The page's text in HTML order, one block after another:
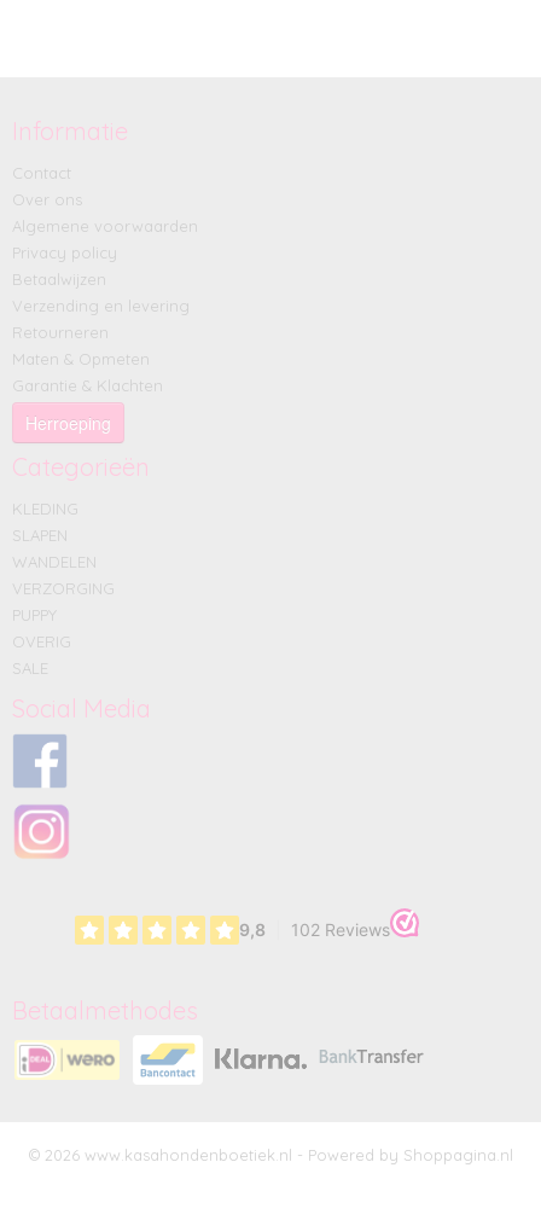
Informatie
Contact
Over ons
Algemene voorwaarden
Privacy policy
Betaalwijzen
Verzending en levering
Retourneren
Maten & Opmeten
Garantie & Klachten
Herroeping
Categorieën
KLEDING
SLAPEN
WANDELEN
VERZORGING
PUPPY
OVERIG
SALE
Social Media
Betaalmethodes
© 2026 www.kasahondenboetiek.nl - Powered by Shoppagina.nl